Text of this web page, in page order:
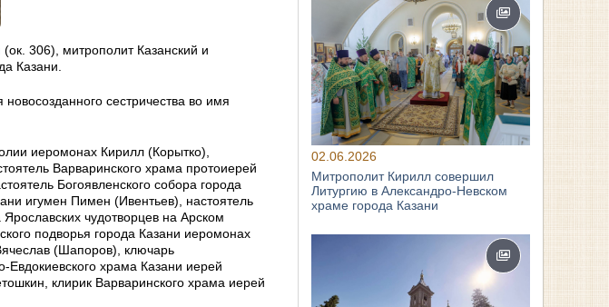
(ок. 306), митрополит Казанский и
Казани.
сестричества во имя
иеромонах Кирилл (Корытко),
Варваринского храма протоиерей
Богоявленского собора города
игумен Пимен (Ивентьев), настоятель
чудотворцев на Арском
подворья города Казани иеромонах
(Шапоров), ключарь
Евдокиевского храма Казани иерей
клирик Варваринского храма иерей
02.06.2026
Митрополит Кирилл совершил
Литургию в Александро-Невском
храме города Казани